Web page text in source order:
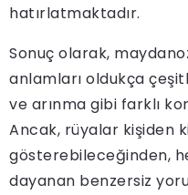
hatırlatmaktadır.
Sonuç olarak,
anlamları oldukça
ve arınma gibi farklı
Ancak, rüyalar kişiden
gösterebileceğinden,
dayanan benzersiz